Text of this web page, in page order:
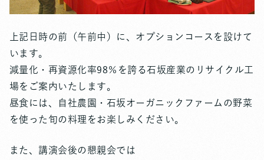
上記日時の前（午前中）に、オプションコースを設けて
います。
減量化・再資源化率98％を誇る石坂産業のリサイクル工
場をご案内いたします。
昼食には、自社農園・石坂オーガニックファームの野菜
を使った旬の料理をお楽しみください。
また、講演会後の懇親会では